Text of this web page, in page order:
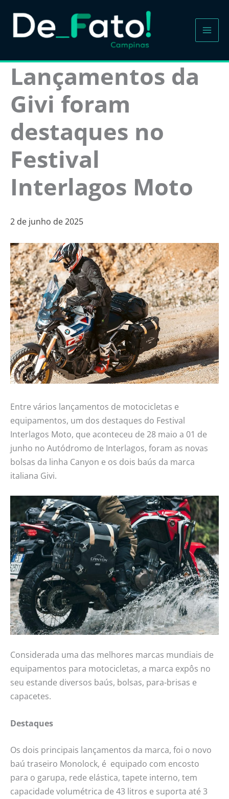
para
Lançamentos da
Givi foram
destaques no
Festival
Interlagos Moto
2 de junho de 2025
Entre vários lançamentos de motocicletas e
equipamentos, um dos destaques do Festival
Interlagos Moto, que aconteceu de 28 maio a 01 de
junho no Autódromo de Interlagos, foram as novas
bolsas da linha Canyon e os dois baús da marca
italiana Givi.
Considerada uma das melhores marcas mundiais de
equipamentos para motocicletas, a marca expôs no
seu estande diversos baús, bolsas, para-brisas e
capacetes.
Destaques
Os dois principais lançamentos da marca, foi o novo
baú traseiro Monolock, é equipado com encosto
para o garupa, rede elástica, tapete interno, tem
capacidade volumétrica de 43 litros e suporta até 3